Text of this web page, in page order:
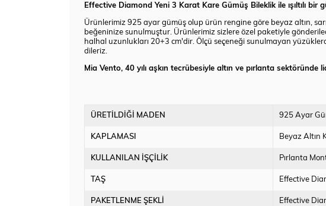
Effective Diamond Yeni 3 Karat Kare Gümüş Bileklik ile ışıltılı bir
Ürünlerimiz 925 ayar gümüş olup ürün rengine göre beyaz altın,
beğeninize sunulmuştur. Ürünlerimiz sizlere özel paketiyle
halhal uzunlukları 20+3 cm'dir. Ölçü seçeneği sunulmayan
dileriz.
Mia Vento, 40 yılı aşkın tecrübesiyle altın ve pırlanta
ÜRETİLDİĞİ MADEN 925 Ayar
KAPLAMASI Beyaz Altın
KULLANILAN İŞÇİLİK Pırlanta
TAŞ Effective
PAKETLENME ŞEKLİ Effective